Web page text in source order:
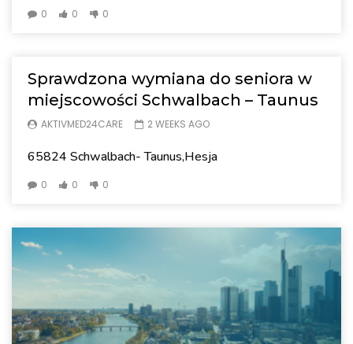
0 0 0
Sprawdzona wymiana do seniora w
miejscowości Schwalbach – Taunus
AKTIVMED24CARE 2 WEEKS AGO
65824 Schwalbach- Taunus,Hesja
0 0 0